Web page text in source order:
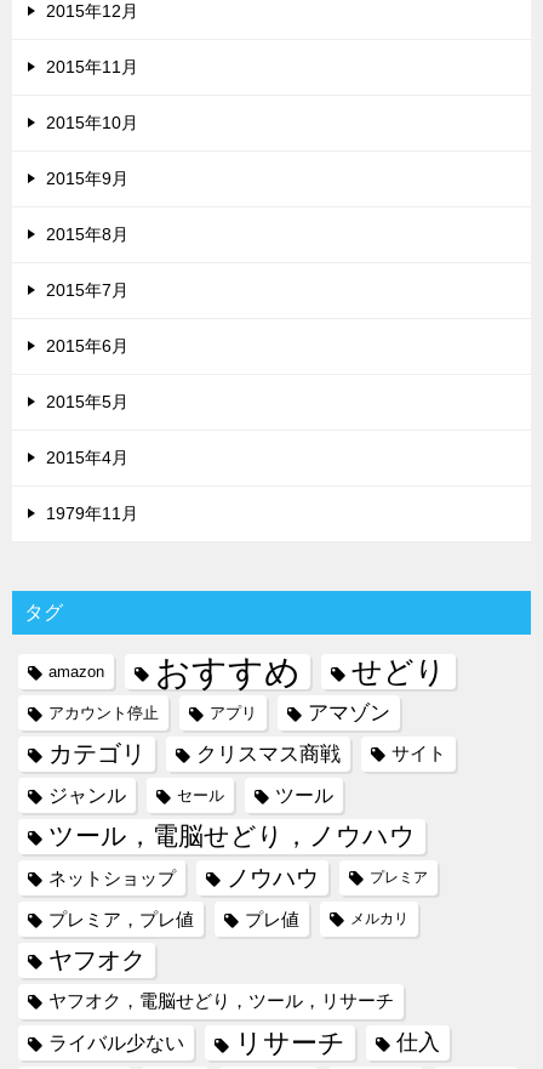
2015年12月
2015年11月
2015年10月
2015年9月
2015年8月
2015年7月
2015年6月
2015年5月
2015年4月
1979年11月
タグ
amazon おすすめ せどり
アカウント停止 アプリ アマゾン
カテゴリ クリスマス商戦 サイト
ジャンル セール ツール
ツール，電脳せどり，ノウハウ
ネットショップ ノウハウ プレミア
プレミア，プレ値 プレ値 メルカリ
ヤフオク
ヤフオク，電脳せどり，ツール，リサーチ
ライバル少ない リサーチ 仕入